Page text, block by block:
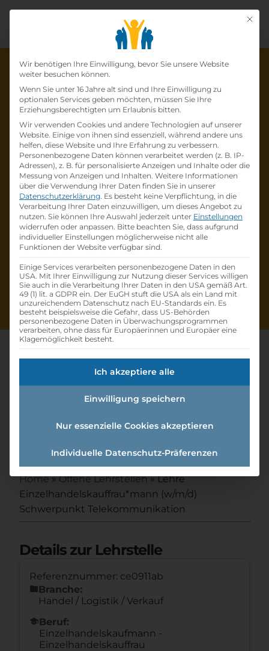
Die Lehrstelle wurde schon
besetzt!
Die LehrstelleLehre
Einzelhandelskauffrau*mann (w/m/d)
Schwerpunkt Telekommunikationbei
Österreichische Postist schonbesetzt.
Firmenprofil besuchen
Andere Lehrstelle suchen
Lehre
Einzelhandelskauffrau*mann
(w/m/d) Schwerpunkt
Telekommunikation
Home»Offene Lehrstellen»Lehre
Einzelhandelskauffrau*mann (w/m/d)
Schwerpunkt Telekommunikation
Details zur Lehrstelle
Referenznummer: ce0911ab
folderBranche:
Handel / Logistik / Verkauf
schoolBeruf:
Einzelhandelskaufmann -
Einzelhandelskauffrau
Mit
Datenschutz-
Wir benötigen Ihre Einwilligung, bevor Sie unsere Website
weiter besuchen können.
Wenn Sie unter 16 Jahre alt sind und Ihre Einwilligung zu
optionalen Services geben möchten, müssen Sie Ihre
Erziehungsberechtigten um Erlaubnis bitten.
Wir verwenden Cookies und andere Technologien auf unserer
Website. Einige von ihnen sind essenziell, während andere uns
helfen, diese Website und Ihre Erfahrung zu verbessern.
Personenbezogene Daten können verarbeitet werden (z. B. IP-
Adressen), z. B. für personalisierte Anzeigen und Inhalte oder die
Messung von Anzeigen und Inhalten. Weitere Informationen
über die Verwendung Ihrer Daten finden Sie in unserer
Datenschutzerklärung. Es besteht keine Verpflichtung, in die
Verarbeitung Ihrer Daten einzuwilligen, um dieses Angebot zu
nutzen. Sie können Ihre Auswahl jederzeit unter Einstellungen
widerrufen oder anpassen. Bitte beachten Sie, dass aufgrund
individueller Einstellungen möglicherweise nicht alle
Funktionen der Website verfügbar sind.
Einige Services verarbeiten personenbezogene Daten in den
USA. Mit Ihrer Einwilligung zur Nutzung dieser Services willigen
Sie auch in die Verarbeitung Ihrer Daten in den USA gemäß Art.
49 (1) lit. a GDPR ein. Der EuGH stuft die USA als ein Land mit
unzureichendem Datenschutz nach EU-Standards ein. Es
besteht beispielsweise die Gefahr, dass US-Behörden
personenbezogene Daten in Überwachungsprogrammen
verarbeiten, ohne dass für Europäerinnen und Europäer eine
Klagemöglichkeit besteht.
Ich akzeptiere alle
Einwilligung speichern
Nur essenzielle Cookies akzeptieren
Individuelle Datenschutz-Präferenzen